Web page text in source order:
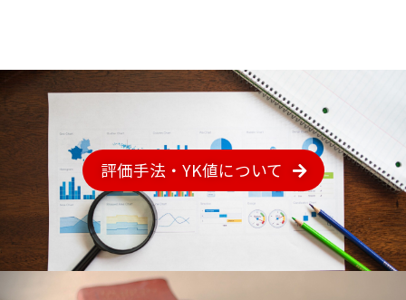
評価手法・YK値について